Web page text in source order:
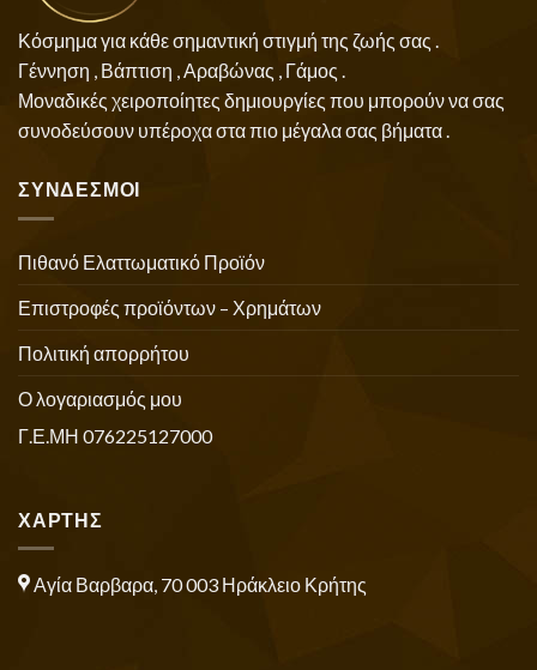
Κόσμημα για κάθε σημαντική στιγμή της ζωής σας .
Γέννηση , Βάπτιση , Αραβώνας , Γάμος .
Μοναδικές χειροποίητες δημιουργίες που μπορούν να σας
συνοδεύσουν υπέροχα στα πιο μέγαλα σας βήματα .
ΣΥΝΔΕΣΜΟΙ
Πιθανό Ελαττωματικό Προϊόν
Επιστροφές προϊόντων – Χρημάτων
Πολιτική απορρήτου
Ο λογαριασμός μου
Γ.Ε.ΜΗ 076225127000
ΧΑΡΤΗΣ
Αγία Βαρβαρα, 70 003 Ηράκλειο Κρήτης